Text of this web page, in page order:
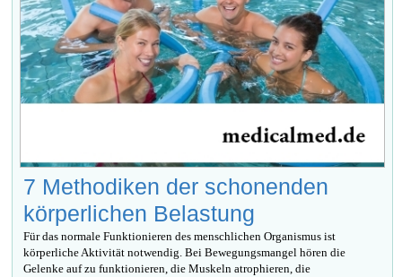
7 Methodiken der schonenden
körperlichen Belastung
Für das normale Funktionieren des menschlichen Organismus ist
körperliche Aktivität notwendig. Bei Bewegungsmangel hören die
Gelenke auf zu funktionieren, die Muskeln atrophieren, die